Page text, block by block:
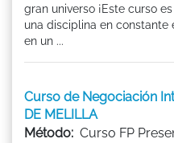
gran universo ¡Este curso
una disciplina en constante
en un ...
Curso de Negociación
DE MELILLA
Método: Curso FP